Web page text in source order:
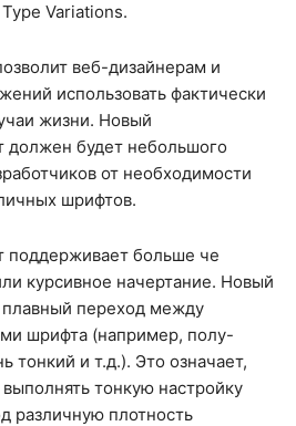
Variations.
веб-дизайнерам и
использовать фактически
жизни. Новый
должен будет небольшого
от необходимости
шрифтов.
поддерживает больше че
курсивное начертание. Новый
переход между
шрифта (например, полу-
тонкий и т.д.). Это означает,
тонкую настройку
различную плотность